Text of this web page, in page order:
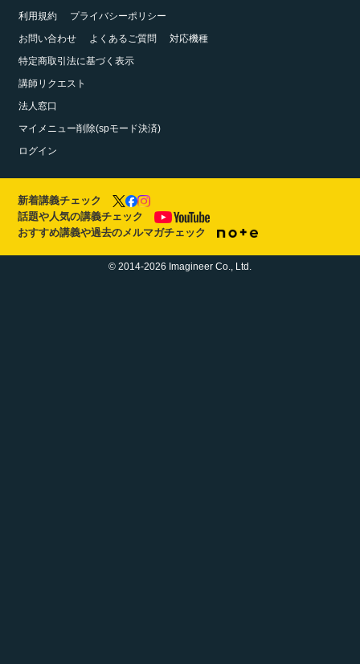
利用規約
プライバシーポリシー
お問い合わせ
よくあるご質問
対応機種
特定商取引法に基づく表示
講師リクエスト
法人窓口
マイメニュー削除(spモード決済)
ログイン
新着講義チェック
話題や人気の講義チェック
おすすめ講義や過去のメルマガチェック
© 2014-2026 Imagineer Co., Ltd.